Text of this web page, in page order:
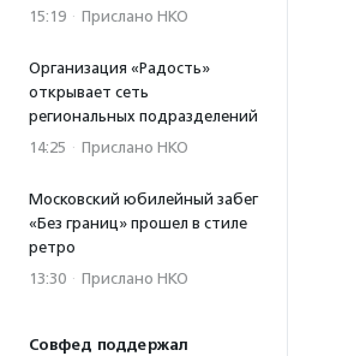
15:19 · Прислано НКО
Организация «Радость»
открывает сеть
региональных подразделений
14:25 · Прислано НКО
Московский юбилейный забег
«Без границ» прошел в стиле
ретро
13:30 · Прислано НКО
Совфед поддержал